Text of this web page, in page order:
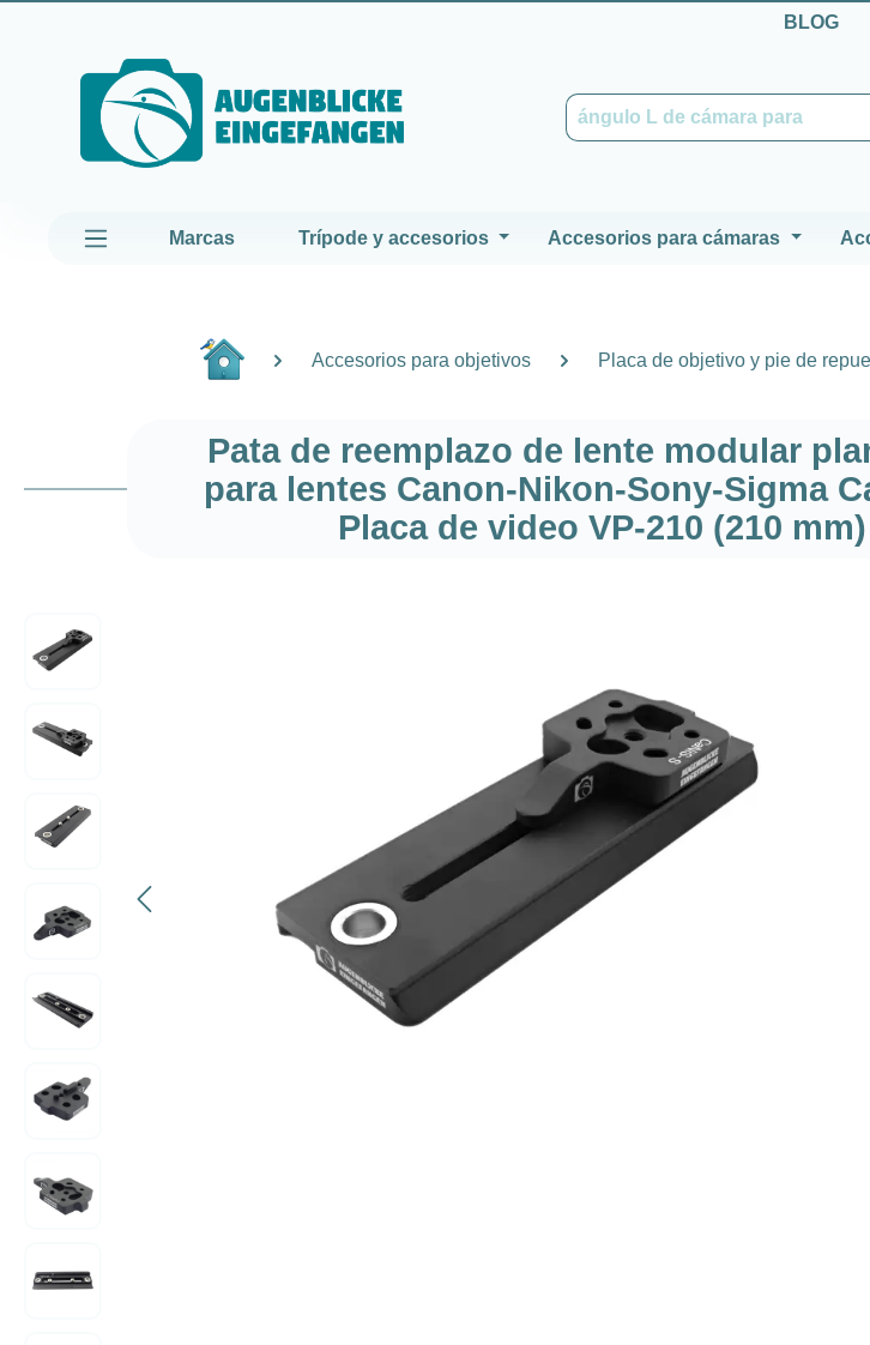
BLOG
Marcas Trípode y accesorios Accesorios para cámaras
Accesorios para objetivos Placa de objetivo y pie de
Pata de reemplazo de lente modular
para lentes Canon-Nikon-Sony-Sigma
Placa de video VP-210 (210